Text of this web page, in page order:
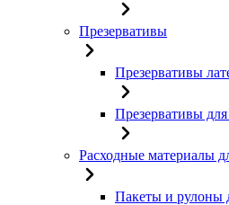
Презервативы
Презервативы
Презервативы
Расходные материалы
Пакеты и рулоны